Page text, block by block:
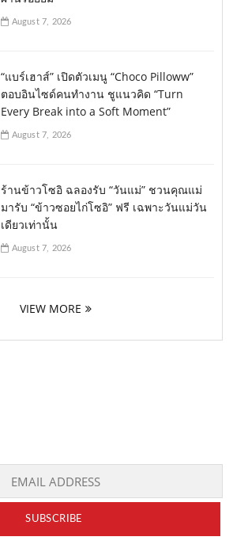
August 7, 2026
“แบร์เฮาส์” เปิดตัวเมนู “Choco Pilloww”
ตอบอินไซด์คนทำงาน ชูแนวคิด “Turn
Every Break into a Soft Moment”
August 7, 2026
ร้านข้าวโซอิ ฉลองรับ “วันแม่” ชวนคุณแม่
มารับ “ข้าวซอยไก่โซอิ” ฟรี เฉพาะวันแม่วัน
เดียวเท่านั้น
August 7, 2026
VIEW MORE